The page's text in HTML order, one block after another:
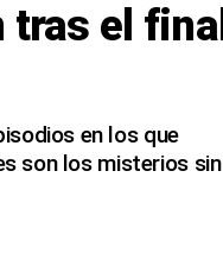
el final
en los que
son los misterios sin